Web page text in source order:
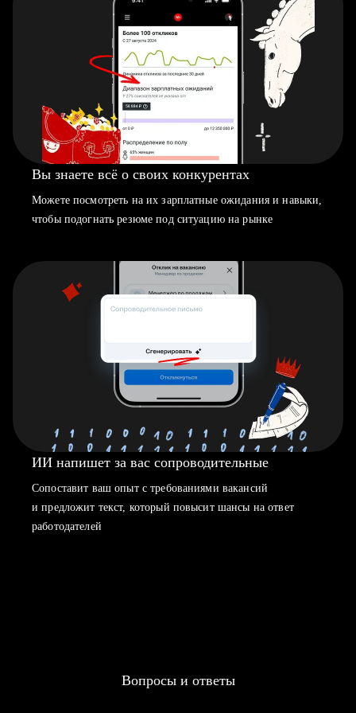
Вы знаете всё о своих конкурентах
Можете посмотреть на их зарплатные ожидания и навыки,
чтобы подогнать резюме под ситуацию на рынке
ИИ напишет за вас сопроводительные
Сопоставит ваш опыт с требованиями вакансий
и предложит текст, который повысит шансы на ответ
работодателей
Вопросы и ответы